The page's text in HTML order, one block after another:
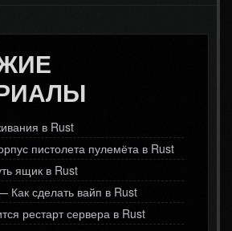
в Rust
пистолета пулемёта в Rust
ящик в Rust
Как сделать вайп в Rust
рестарт сервера в Rust